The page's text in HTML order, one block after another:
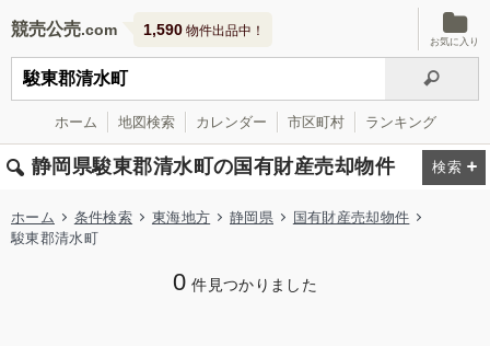
競売公売 1,590 物件出品中！
お気に入り
ホーム 地図検索 カレンダー 市区町村 ランキング
静岡県駿東郡清水町の国有財産売却物件
ホーム 条件検索 東海地方 静岡県
国有財産売却物件
駿東郡清水町
0 件見つかりました